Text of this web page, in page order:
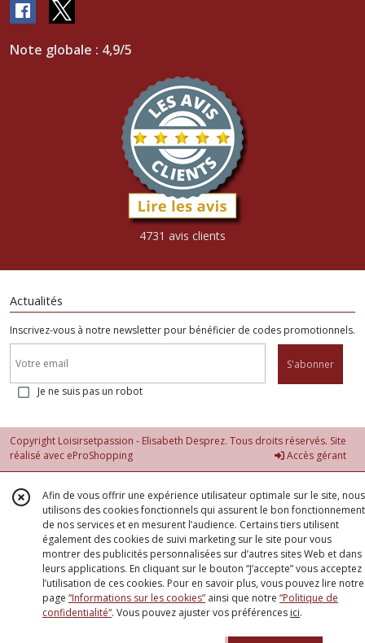
Note globale : 4,9/5
4731 avis clients
Actualités
Inscrivez-vous à notre newsletter pour bénéficier de codes promotionnels.
S'abonner
Je ne suis pas un robot
Copyright Loisirsetpassion - Elisabeth Desprez. Tous droits réservés. Site
réalisé avec eProShopping Accès gérant
Afin de vous offrir une expérience utilisateur optimale sur le site, nous
utilisons des cookies fonctionnels qui assurent le bon fonctionnement
de nos services et en mesurent l’audience. Certains tiers utilisent
également des cookies de suivi marketing sur le site pour vous
montrer des publicités personnalisées sur d’autres sites Web et dans
leurs applications. En cliquant sur le bouton “J’accepte” vous acceptez
l’utilisation de ces cookies. Pour en savoir plus, vous pouvez lire notre
page “Informations sur les cookies” ainsi que notre “Politique de
confidentialité“. Vous pouvez ajuster vos préférences ici.